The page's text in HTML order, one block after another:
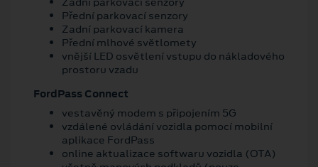
Přední parkovací senzory
Zadní parkovací kamera
Přední mlhové světlomety
vnější LED osvětlení vstupu do nákladového
prostoru vzadu
FordPass Connect
vestavěný modem s připojením 5G
vzdálené ovládání vozidla pomocí mobilní
aplikace FordPass
online aktualizace softwaru vozidla (OTA)